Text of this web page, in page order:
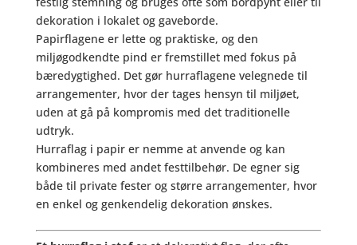
dekoration i lokalet og gaveborde.
Papirflagene er lette og praktiske, og den
miljøgodkendte pind er fremstillet med fokus på
bæredygtighed. Det gør hurraflagene velegnede til
arrangementer, hvor der tages hensyn til miljøet,
uden at gå på kompromis med det traditionelle
udtryk.
Hurraflag i papir er nemme at anvende og kan
kombineres med andet festtilbehør. De egner sig
både til private fester og større arrangementer, hvor
en enkel og genkendelig dekoration ønskes.